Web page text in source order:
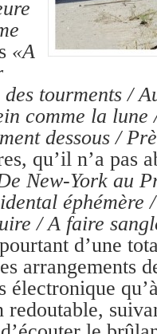
«A
tourments /
comme la
dessous /
qu’il n’a pas
New-York au
éphémère
/ A faire
d’une
arrangements
électronique
redoutable,